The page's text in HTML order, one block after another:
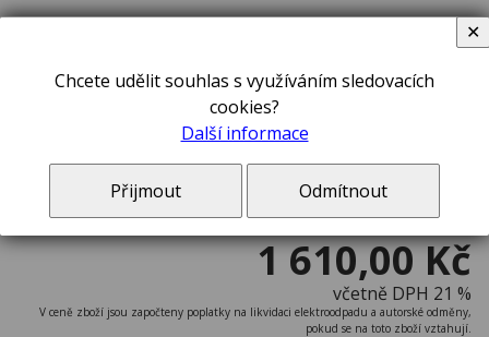
1 610,00 Kč
včetně DPH 21 %
V ceně zboží jsou započteny poplatky na likvidaci elektroodpadu a autorské odměny,
pokud se na toto zboží vztahují.
Chcete udělit souhlas s využíváním sledovacích
cookies?
Další informace
Přijmout Odmítnout
✕